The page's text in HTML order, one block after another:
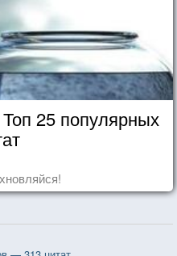
25 популярных